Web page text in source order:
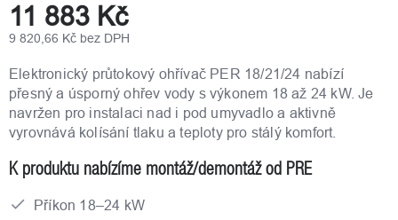
11 883 Kč
9 820,66 Kč bez DPH
cena:
Elektronický průtokový ohřívač PER 18/21/24 nabízí
přesný a úsporný ohřev vody s výkonem 18 až 24 kW. Je
navržen pro instalaci nad i pod umyvadlo a aktivně
vyrovnává kolísání tlaku a teploty pro stálý komfort.
K produktu nabízíme montáž/demontáž od PRE
Příkon 18–24 kW